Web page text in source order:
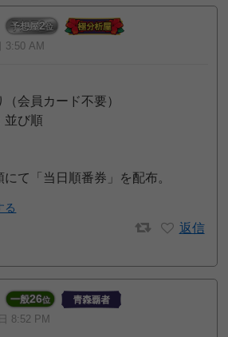
予想屋2位
3:50 AM
会員カード不要）
並び順
て「当日順番券」を配布。
る
返信
一般26位
8:52 PM